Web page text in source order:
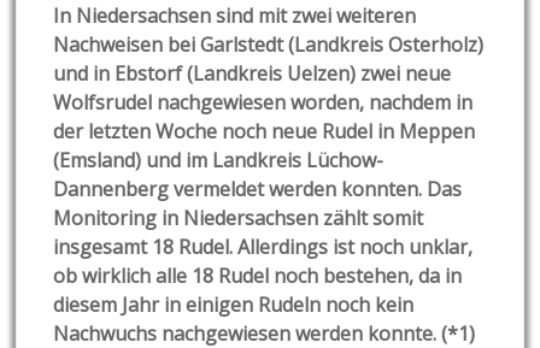
In Niedersachsen sind mit zwei weiteren
Nachweisen bei Garlstedt (Landkreis Osterholz)
und in Ebstorf (Landkreis Uelzen) zwei neue
Wolfsrudel nachgewiesen worden, nachdem in
der letzten Woche noch neue Rudel in Meppen
(Emsland) und im Landkreis Lüchow-
Dannenberg vermeldet werden konnten. Das
Monitoring in Niedersachsen zählt somit
insgesamt 18 Rudel. Allerdings ist noch unklar,
ob wirklich alle 18 Rudel noch bestehen, da in
diesem Jahr in einigen Rudeln noch kein
Nachwuchs nachgewiesen werden konnte. (*1)